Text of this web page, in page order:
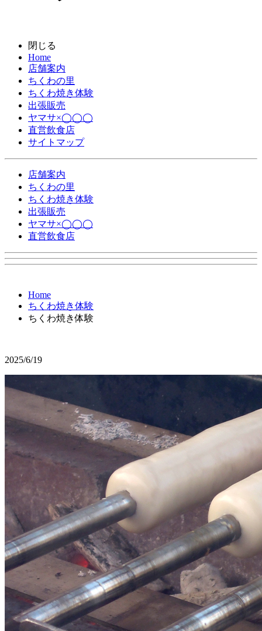
閉じる
Home
店舗案内
ちくわの里
ちくわ焼き体験
出張販売
ヤマサ×◯◯◯
直営飲食店
サイトマップ
店舗案内
ちくわの里
ちくわ焼き体験
出張販売
ヤマサ×◯◯◯
直営飲食店
Home
ちくわ焼き体験
ちくわ焼き体験
2025/6/19